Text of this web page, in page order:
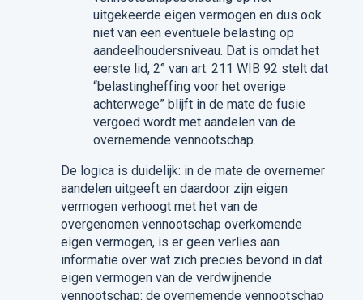
uitgekeerde eigen vermogen en dus ook
niet van een eventuele belasting op
aandeelhoudersniveau. Dat is omdat het
eerste lid, 2° van art. 211 WIB 92 stelt dat
“belastingheffing voor het overige
achterwege” blijft in de mate de fusie
vergoed wordt met aandelen van de
overnemende vennootschap.
De logica is duidelijk: in de mate de overnemer
aandelen uitgeeft en daardoor zijn eigen
vermogen verhoogt met het van de
overgenomen vennootschap overkomende
eigen vermogen, is er geen verlies aan
informatie over wat zich precies bevond in dat
eigen vermogen van de verdwijnende
vennootschap: de overnemende vennootschap